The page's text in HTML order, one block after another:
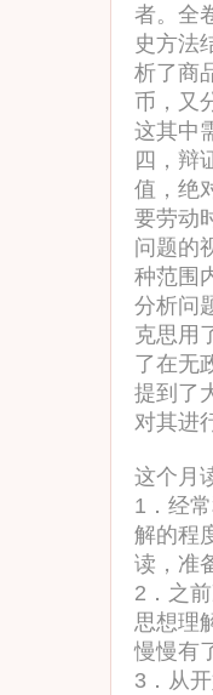
者。全
史方法
析了商
币，又
这其中
四，辩
值，绝
要劳动
问题的
种范围
分析问
克思用
了在无
提到了
对其进
这个月
1．经
解的程
读，准
2．之
思想理
慢慢有
3．从